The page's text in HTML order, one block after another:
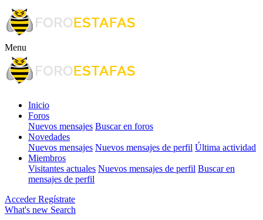
Menu
Inicio
Foros
Nuevos mensajes Buscar en foros
Novedades
Nuevos mensajes Nuevos mensajes de perfil Última actividad
Miembros
Visitantes actuales Nuevos mensajes de perfil Buscar en
mensajes de perfil
Acceder Regístrate
What's new Search